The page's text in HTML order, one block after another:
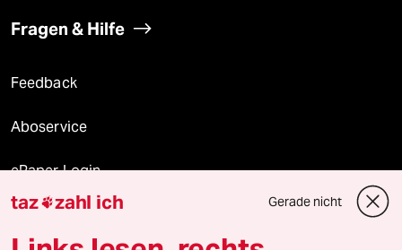
Fragen & Hilfe
Feedback
Aboservice
ePaper Login
Downloads für Abonnierende
taz zahl ich Gerade nicht